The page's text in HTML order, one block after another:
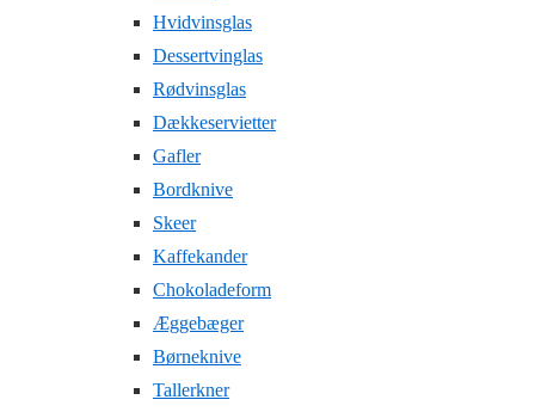
Hvidvinsglas
Dessertvinglas
Rødvinsglas
Dækkeservietter
Gafler
Bordknive
Skeer
Kaffekander
Chokoladeform
Æggebæger
Børneknive
Tallerkner